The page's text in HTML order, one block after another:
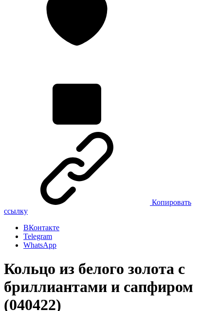
Копировать
ссылку
ВКонтакте
Telegram
WhatsApp
Кольцо из белого золота с
бриллиантами и сапфиром
(040422)